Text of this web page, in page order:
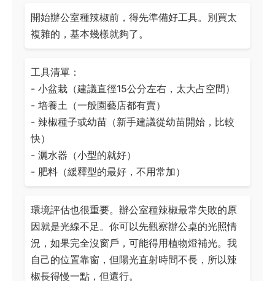
開始辦公室種辣椒前，得先準備好工具。別買太
複雜的，基本幾樣就夠了。
工具清單：
- 小盆栽（建議直徑15公分左右，太大占空間）
- 培養土（一般園藝店都有賣）
- 辣椒種子或幼苗（新手建議從幼苗開始，比較
快）
- 灑水器（小型的就好）
- 肥料（緩釋型的最好，不用常加）
環境評估也很重要。辦公室種辣椒最常失敗的原
因就是光線不足。你可以先觀察辦公桌的光照情
況，如果完全沒窗戶，可能得用植物燈補光。我
自己的位置靠窗，但陽光直射時間不長，所以辣
椒長得慢一點，但還行。